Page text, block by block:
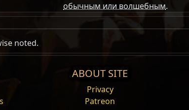
обычным или волшебным.
Большая руна стремления
noted.
ABOUT SITE
Privacy
Patreon